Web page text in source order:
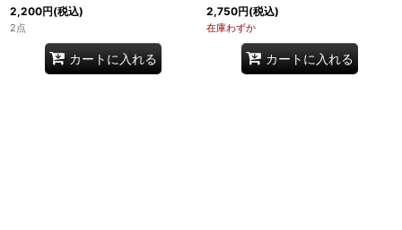
2,200円(税込)
2点
カートに入れる
2,750円(税込)
在庫わずか
カートに入れる